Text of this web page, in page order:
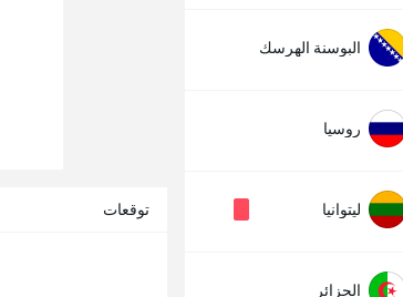
البوسنة الهرسك
روسيا
ليتوانيا
الجزائر
توقعات